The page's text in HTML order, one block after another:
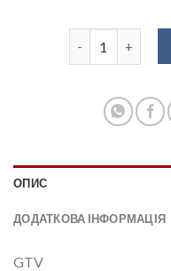
Напр-ча
ОПИС
ДОДАТКОВА ІНФОРМАЦІЯ
GTV